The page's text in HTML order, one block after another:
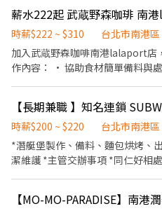
2. 協助進貨清點、歸位及後續處
洗滌與環境清潔 5. 完成主管交付工作 ✅工作時段 中班
12:00~21:00 晚班：18:00~22:30
間，週六、週日有一天可排班者
時以上。 ✅提供免費溫馨員工餐
歡迎無餐飲工作經驗、對餐飲業有
---- 『加入三澧 成為家人』共同
立-日商三澧餐飲集團 HUMAX
團在台分公司。 深耕台灣多年的
六大連鎖餐飲品牌包含， ★義式
時薪$222 ~ $310
台北市南港區
加入武蔵野森咖啡南港lalaport店
作內容： • 協助食材簡單備料與
大家互相幫忙 歡迎沒有經驗的你
時薪$200 ~ $220
台北市南港區
*潛艇堡製作、備料、麵包烘烤、
潔維護 *主管交辦事項 *同仁好相處 *排班時數可洽談 *邀請您一同